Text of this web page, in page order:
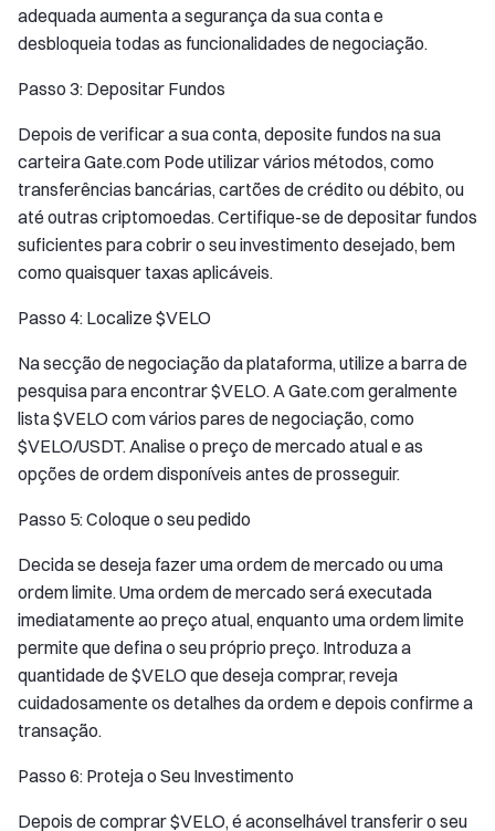
adequada aumenta a segurança da sua conta e
desbloqueia todas as funcionalidades de negociação.
Passo 3: Depositar Fundos
Depois de verificar a sua conta, deposite fundos na sua
carteira Gate.com Pode utilizar vários métodos, como
transferências bancárias, cartões de crédito ou débito, ou
até outras criptomoedas. Certifique-se de depositar fundos
suficientes para cobrir o seu investimento desejado, bem
como quaisquer taxas aplicáveis.
Passo 4: Localize $VELO
Na secção de negociação da plataforma, utilize a barra de
pesquisa para encontrar $VELO. A Gate.com geralmente
lista $VELO com vários pares de negociação, como
$VELO/USDT. Analise o preço de mercado atual e as
opções de ordem disponíveis antes de prosseguir.
Passo 5: Coloque o seu pedido
Decida se deseja fazer uma ordem de mercado ou uma
ordem limite. Uma ordem de mercado será executada
imediatamente ao preço atual, enquanto uma ordem limite
permite que defina o seu próprio preço. Introduza a
quantidade de $VELO que deseja comprar, reveja
cuidadosamente os detalhes da ordem e depois confirme a
transação.
Passo 6: Proteja o Seu Investimento
Depois de comprar $VELO, é aconselhável transferir o seu